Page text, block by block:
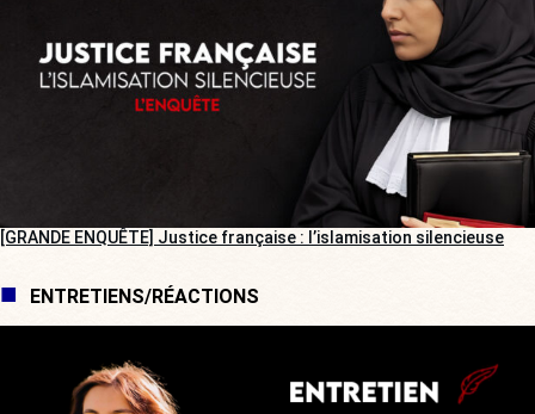
[GRANDE ENQUÊTE] Justice française : l’islamisation silencieuse
ENTRETIENS/RÉACTIONS